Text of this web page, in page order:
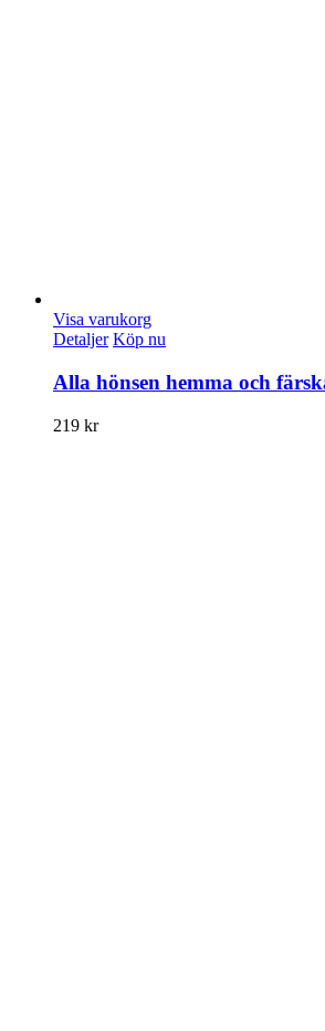
Visa varukorg
Detaljer Köp nu
Alla hönsen hemma och
219 kr